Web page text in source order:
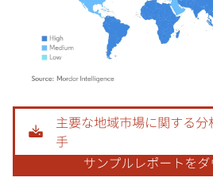
画像 © Mordor Intelligence。再利用にはCC